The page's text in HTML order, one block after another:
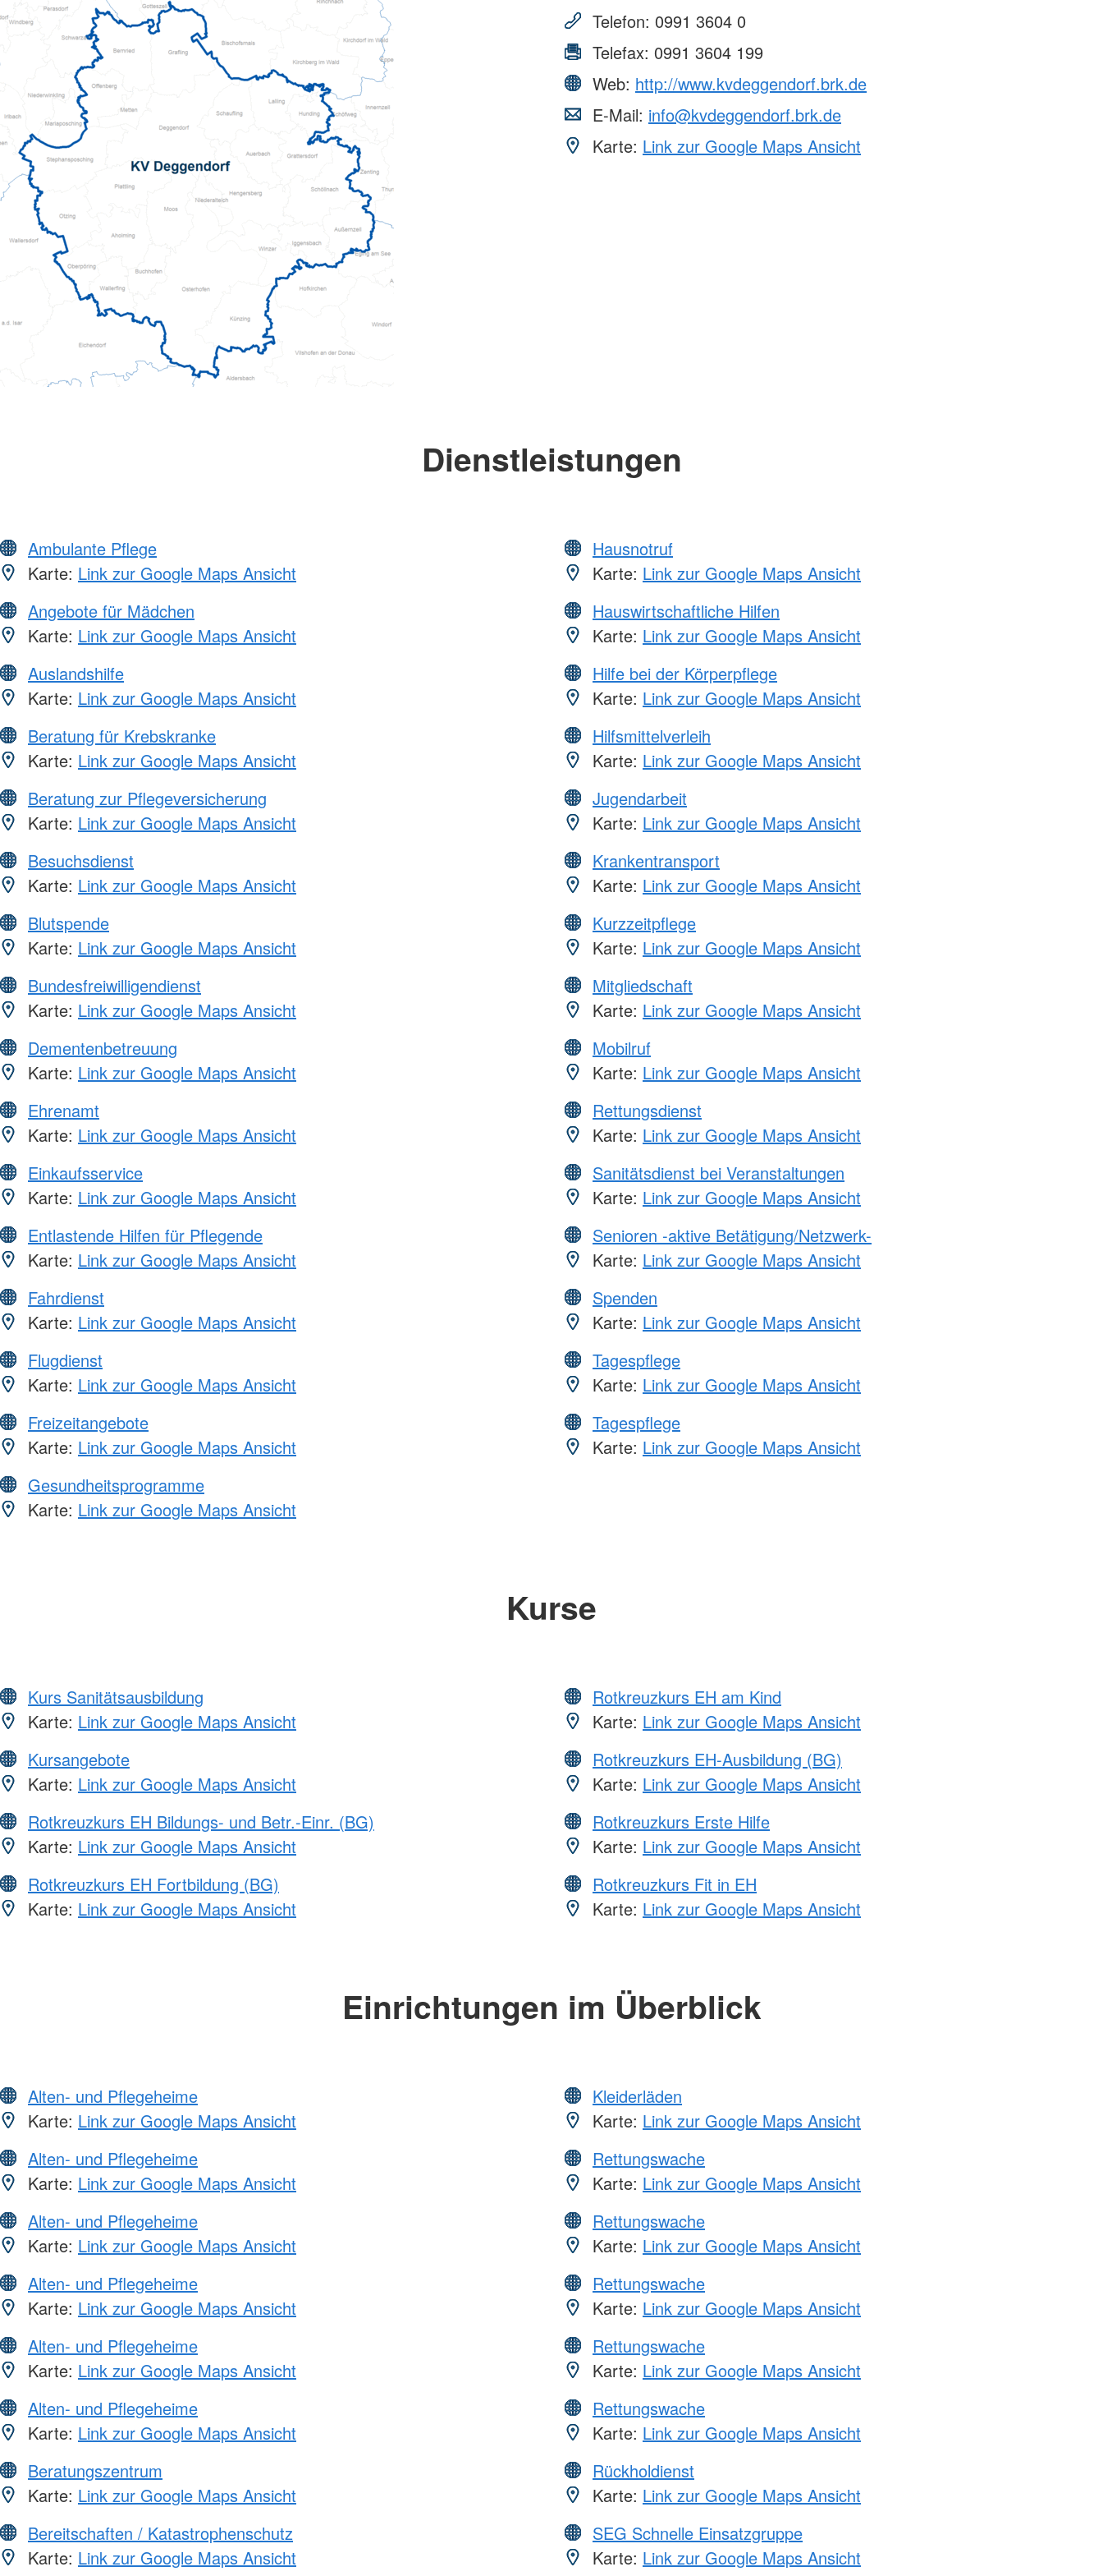
Pflegeberatung
Seniorenbüro Nothelfer
Servicewohnen-Sonnenpark
Tagespflege
Telefon: 0991 3604 0
Telefax: 0991 3604 199
Web: http://www.kvdeggendorf.brk.de
E-Mail: info@kvdeggendorf.brk.de
Karte: Link zur Google Maps Ansicht
Dienstleistungen
Ambulante Pflege
Karte: Link zur Google Maps Ansicht
Angebote für Mädchen
Karte: Link zur Google Maps Ansicht
Auslandshilfe
Karte: Link zur Google Maps Ansicht
Beratung für Krebskranke
Karte: Link zur Google Maps Ansicht
Beratung zur Pflegeversicherung
Karte: Link zur Google Maps Ansicht
Besuchsdienst
Karte: Link zur Google Maps Ansicht
Blutspende
Karte: Link zur Google Maps Ansicht
Bundesfreiwilligendienst
Karte: Link zur Google Maps Ansicht
Dementenbetreuung
Karte: Link zur Google Maps Ansicht
Ehrenamt
Karte: Link zur Google Maps Ansicht
Einkaufsservice
Karte: Link zur Google Maps Ansicht
Entlastende Hilfen für Pflegende
Karte: Link zur Google Maps Ansicht
Fahrdienst
Karte: Link zur Google Maps Ansicht
Flugdienst
Karte: Link zur Google Maps Ansicht
Freizeitangebote
Karte: Link zur Google Maps Ansicht
Gesundheitsprogramme
Karte: Link zur Google Maps Ansicht
Hausnotruf
Karte: Link zur Google Maps Ansicht
Hauswirtschaftliche Hilfen
Karte: Link zur Google Maps Ansicht
Hilfe bei der Körperpflege
Karte: Link zur Google Maps Ansicht
Hilfsmittelverleih
Karte: Link zur Google Maps Ansicht
Jugendarbeit
Karte: Link zur Google Maps Ansicht
Krankentransport
Karte: Link zur Google Maps Ansicht
Kurzzeitpflege
Karte: Link zur Google Maps Ansicht
Mitgliedschaft
Karte: Link zur Google Maps Ansicht
Mobilruf
Karte: Link zur Google Maps Ansicht
Rettungsdienst
Karte: Link zur Google Maps Ansicht
Sanitätsdienst bei Veranstaltungen
Karte: Link zur Google Maps Ansicht
Senioren -aktive Betätigung/Netzwerk-
Karte: Link zur Google Maps Ansicht
Spenden
Karte: Link zur Google Maps Ansicht
Tagespflege
Karte: Link zur Google Maps Ansicht
Tagespflege
Karte: Link zur Google Maps Ansicht
Kurse
Kurs Sanitätsausbildung
Karte: Link zur Google Maps Ansicht
Kursangebote
Karte: Link zur Google Maps Ansicht
Rotkreuzkurs EH Bildungs- und Betr.-Einr. (BG)
Karte: Link zur Google Maps Ansicht
Rotkreuzkurs EH Fortbildung (BG)
Karte: Link zur Google Maps Ansicht
Rotkreuzkurs EH am Kind
Karte: Link zur Google Maps Ansicht
Rotkreuzkurs EH-Ausbildung (BG)
Karte: Link zur Google Maps Ansicht
Rotkreuzkurs Erste Hilfe
Karte: Link zur Google Maps Ansicht
Rotkreuzkurs Fit in EH
Karte: Link zur Google Maps Ansicht
Einrichtungen im Überblick
Alten- und Pflegeheime
Karte: Link zur Google Maps Ansicht
Alten- und Pflegeheime
Karte: Link zur Google Maps Ansicht
Alten- und Pflegeheime
Karte: Link zur Google Maps Ansicht
Alten- und Pflegeheime
Karte: Link zur Google Maps Ansicht
Alten- und Pflegeheime
Karte: Link zur Google Maps Ansicht
Alten- und Pflegeheime
Karte: Link zur Google Maps Ansicht
Beratungszentrum
Karte: Link zur Google Maps Ansicht
Bereitschaften / Katastrophenschutz
Karte: Link zur Google Maps Ansicht
Kleiderläden
Karte: Link zur Google Maps Ansicht
Rettungswache
Karte: Link zur Google Maps Ansicht
Rettungswache
Karte: Link zur Google Maps Ansicht
Rettungswache
Karte: Link zur Google Maps Ansicht
Rettungswache
Karte: Link zur Google Maps Ansicht
Rettungswache
Karte: Link zur Google Maps Ansicht
Rückholdienst
Karte: Link zur Google Maps Ansicht
SEG Schnelle Einsatzgruppe
Karte: Link zur Google Maps Ansicht